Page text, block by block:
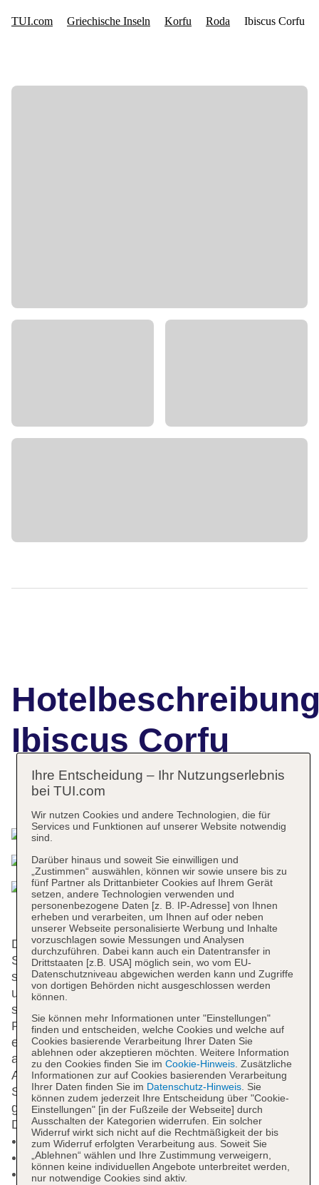
Ibiscus Corfu
Das bietet Ihre Unterkunft
Die Gäste genießen ein luxuriöses Ambiente im 4-
Sterne-Hotel mit Gartenanlage. An der Rezeption
steht Dir ein Team mit Rat und Tat zur Seite und
unterstützt Dich stets bei all Deinen Anliegen. Dir
steht WLAN zur Verfügung. Dir stehen
Parkmöglichkeiten zur Verfügung. Eine Bar sowie
eine Poolbar sind ebenfalls vorhanden. Du findest
außerdem zwei Restaurant u.a. mit Buffet.PoolDie
Anlage verfügt über zwei Pools für eine Auswahl an
Schwimmgelegenheiten. Sonnenschirme können
genutzt werden. An der Poolbar kannst Du Deinen
Durst stillen.
Kurtaxe/Ökotaxe/Touristensteuer zahlbar vor Ort
Check-in Zeit ab 14:00 Uhr
Check-out Zeit bis 11:00 Uhr
Ihre Entscheidung – Ihr Nutzungserlebnis
bei TUI.com
Wir nutzen Cookies und andere Technologien, die für
Services und Funktionen auf unserer Website notwendig
sind.
Darüber hinaus und soweit Sie einwilligen und
„Zustimmen“ auswählen, können wir sowie unsere bis zu
fünf Partner als Drittanbieter Cookies auf Ihrem Gerät
setzen, andere Technologien verwenden und
personenbezogene Daten [z. B. IP-Adresse] von Ihnen
erheben und verarbeiten, um Ihnen auf oder neben
unserer Webseite personalisierte Werbung und Inhalte
vorzuschlagen sowie Messungen und Analysen
durchzuführen. Dabei kann auch ein Datentransfer in
Drittstaaten [z.B. USA] möglich sein, wo vom EU-
Datenschutzniveau abgewichen werden kann und Zugriffe
von dortigen Behörden nicht ausgeschlossen werden
können.
Sie können mehr Informationen unter "Einstellungen"
finden und entscheiden, welche Cookies und welche auf
Cookies basierende Verarbeitung Ihrer Daten Sie
ablehnen oder akzeptieren möchten. Weitere Information
zu den Cookies finden Sie im Cookie-Hinweis. Zusätzliche
Informationen zur auf Cookies basierenden Verarbeitung
Ihrer Daten finden Sie im Datenschutz-Hinweis. Sie
können zudem jederzeit Ihre Entscheidung über "Cookie-
Einstellungen" [in der Fußzeile der Webseite] durch
Ausschalten der Kategorien widerrufen. Ein solcher
Widerruf wirkt sich nicht auf die Rechtmäßigkeit der bis
zum Widerruf erfolgten Verarbeitung aus. Soweit Sie
„Ablehnen“ wählen und Ihre Zustimmung verweigern,
können keine individuellen Angebote unterbreitet werden,
nur notwendige Cookies sind aktiv.